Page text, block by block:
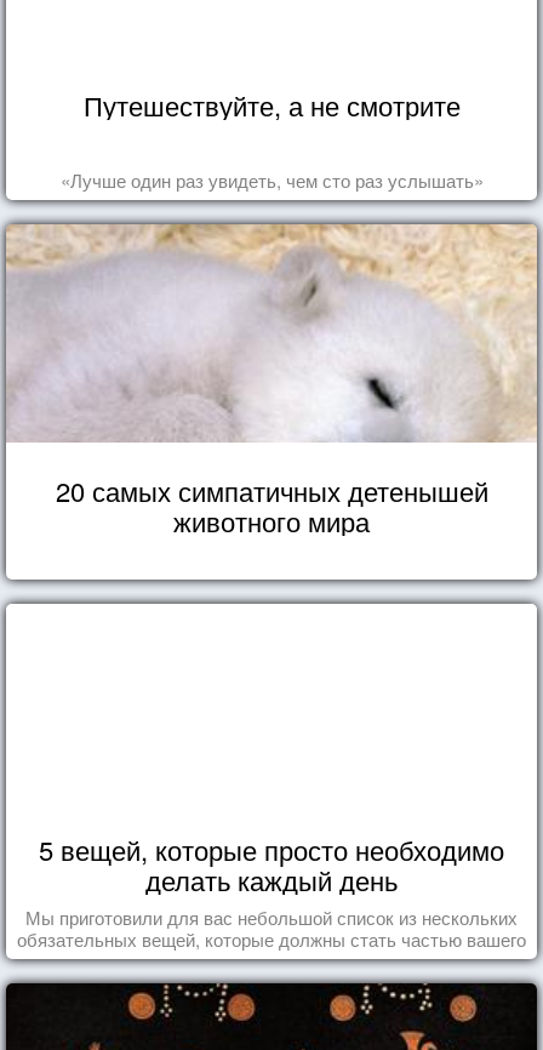
Путешествуйте, а не смотрите
«Лучше один раз увидеть, чем сто раз услышать»
20 самых симпатичных детенышей
животного мира
5 вещей, которые просто необходимо
делать каждый день
Мы приготовили для вас небольшой список из нескольких
обязательных вещей, которые должны стать частью вашего
дня.